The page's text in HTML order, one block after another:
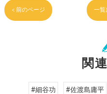
< 前のページ 一
関
#細谷功 #佐渡島庸平